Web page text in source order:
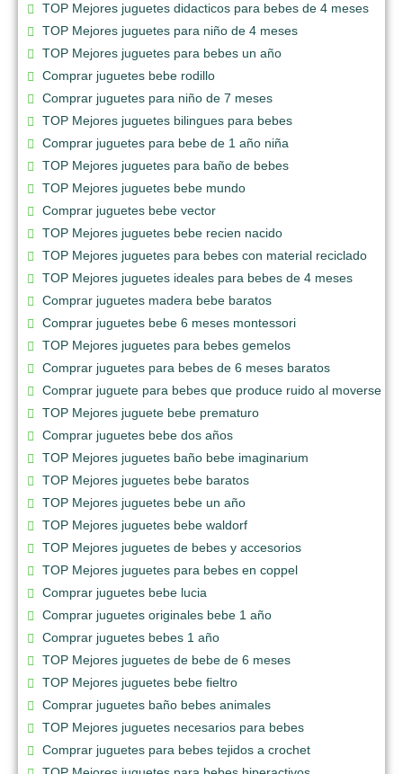
TOP Mejores juguetes didacticos para bebes de 4 meses
TOP Mejores juguetes para niño de 4 meses
TOP Mejores juguetes para bebes un año
Comprar juguetes bebe rodillo
Comprar juguetes para niño de 7 meses
TOP Mejores juguetes bilingues para bebes
Comprar juguetes para bebe de 1 año niña
TOP Mejores juguetes para baño de bebes
TOP Mejores juguetes bebe mundo
Comprar juguetes bebe vector
TOP Mejores juguetes bebe recien nacido
TOP Mejores juguetes para bebes con material reciclado
TOP Mejores juguetes ideales para bebes de 4 meses
Comprar juguetes madera bebe baratos
Comprar juguetes bebe 6 meses montessori
TOP Mejores juguetes para bebes gemelos
Comprar juguetes para bebes de 6 meses baratos
Comprar juguete para bebes que produce ruido al moverse
TOP Mejores juguete bebe prematuro
Comprar juguetes bebe dos años
TOP Mejores juguetes baño bebe imaginarium
TOP Mejores juguetes bebe baratos
TOP Mejores juguetes bebe un año
TOP Mejores juguetes bebe waldorf
TOP Mejores juguetes de bebes y accesorios
TOP Mejores juguetes para bebes en coppel
Comprar juguetes bebe lucia
Comprar juguetes originales bebe 1 año
Comprar juguetes bebes 1 año
TOP Mejores juguetes de bebe de 6 meses
TOP Mejores juguetes bebe fieltro
Comprar juguetes baño bebes animales
TOP Mejores juguetes necesarios para bebes
Comprar juguetes para bebes tejidos a crochet